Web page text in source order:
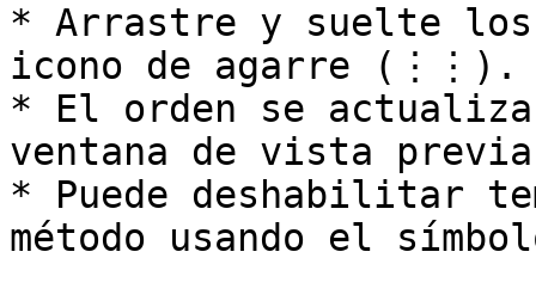
* Arrastre y suelte los
icono de agarre (⋮⋮).
* El orden se
ventana de vista
* Puede deshabilitar
método usando el